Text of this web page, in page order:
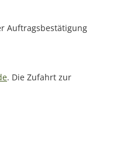
Auftragsbestätigung
. Die Zufahrt zur